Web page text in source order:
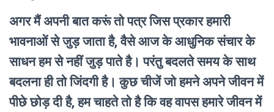
अगर मैं अपनी बात करूं तो पत्र जिस प्रकार हमारी
भावनाओं से जुड़ जाता है, वैसे आज के आधुनिक संचार के
साधन हम से नहीं जुड़ पाते है। परंतु बदलते समय के साथ
बदलना ही तो जिंदगी है। कुछ चीजें जो हमने अपने जीवन में
पीछे छोड़ दी है, हम चाहते तो है कि वह वापस हमारे जीवन में